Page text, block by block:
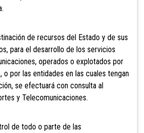
de recursos del Estado y de sus
para el desarrollo de los servicios
operados o explotados por
o por las entidades en las cuales tengan
se efectuará con consulta al
y Telecomunicaciones.
de todo o parte de las